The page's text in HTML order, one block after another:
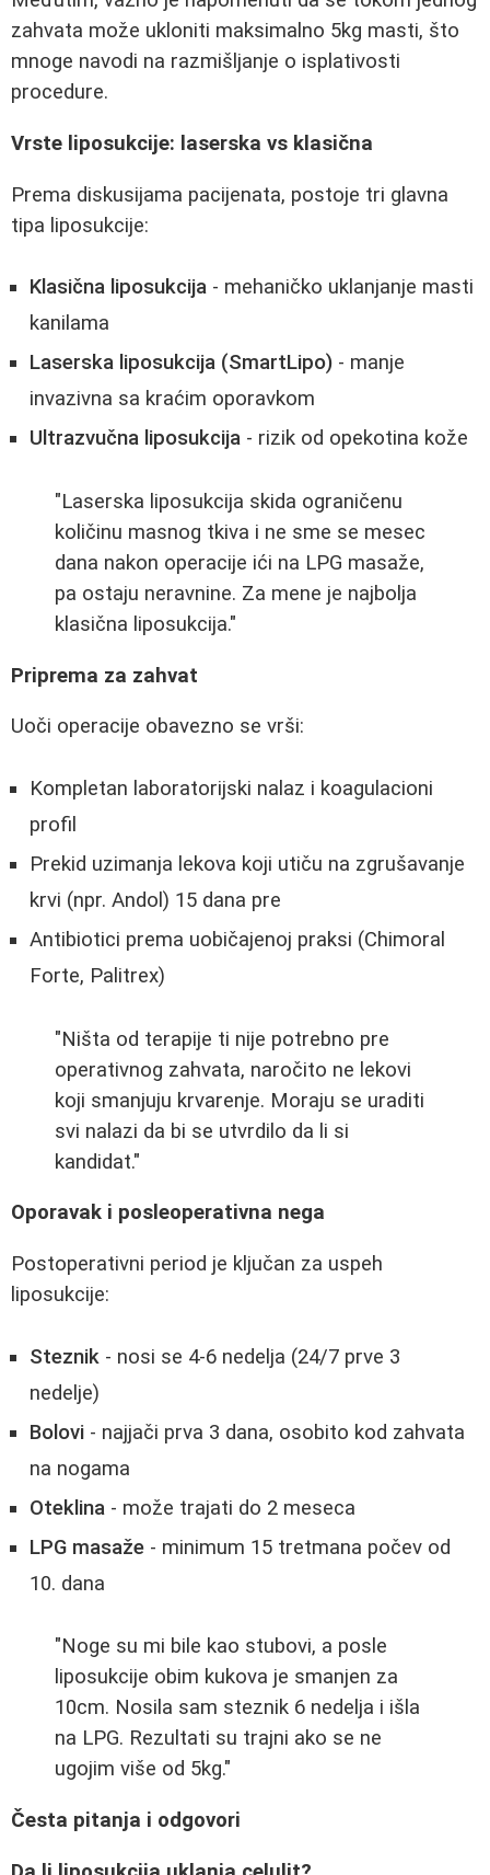
zahvata može ukloniti maksimalno 5kg masti, što
mnoge navodi na razmišljanje o isplativosti
procedure.
Vrste liposukcije: laserska vs klasična
Prema diskusijama pacijenata, postoje tri glavna
tipa liposukcije:
Klasična liposukcija - mehaničko uklanjanje masti
kanilama
Laserska liposukcija (SmartLipo) - manje
invazivna sa kraćim oporavkom
Ultrazvučna liposukcija - rizik od opekotina kože
"Laserska liposukcija skida ograničenu
količinu masnog tkiva i ne sme se mesec
dana nakon operacije ići na LPG masaže,
pa ostaju neravnine. Za mene je najbolja
klasična liposukcija."
Priprema za zahvat
Uoči operacije obavezno se vrši:
Kompletan laboratorijski nalaz i koagulacioni
profil
Prekid uzimanja lekova koji utiču na zgrušavanje
krvi (npr. Andol) 15 dana pre
Antibiotici prema uobičajenoj praksi (Chimoral
Forte, Palitrex)
"Ništa od terapije ti nije potrebno pre
operativnog zahvata, naročito ne lekovi
koji smanjuju krvarenje. Moraju se uraditi
svi nalazi da bi se utvrdilo da li si
kandidat."
Oporavak i posleoperativna nega
Postoperativni period je ključan za uspeh
liposukcije:
Steznik - nosi se 4-6 nedelja (24/7 prve 3
nedelje)
Bolovi - najjači prva 3 dana, osobito kod zahvata
na nogama
Oteklina - može trajati do 2 meseca
LPG masaže - minimum 15 tretmana počev od
10. dana
"Noge su mi bile kao stubovi, a posle
liposukcije obim kukova je smanjen za
10cm. Nosila sam steznik 6 nedelja i išla
na LPG. Rezultati su trajni ako se ne
ugojim više od 5kg."
Česta pitanja i odgovori